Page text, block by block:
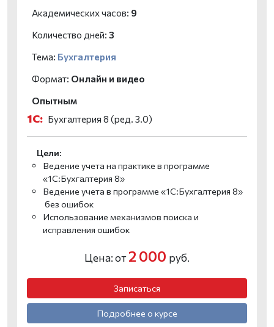
Академических часов: 9
Количество дней: 3
Тема: Бухгалтерия
Формат: Онлайн и видео
Опытным
1С: Бухгалтерия 8 (ред. 3.0)
Цели:
Ведение учета на практике в программе
«1С:Бухгалтерия 8»
Ведение учета в программе «1С:Бухгалтерия 8»
без ошибок
Использование механизмов поиска и
исправления ошибок
Цена: от2 000 руб.
Записаться
Подробнее о курсе